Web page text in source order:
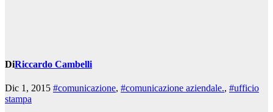
DiRiccardo Cambelli
Dic 1, 2015 #comunicazione, #comunicazione aziendale., #ufficio
stampa